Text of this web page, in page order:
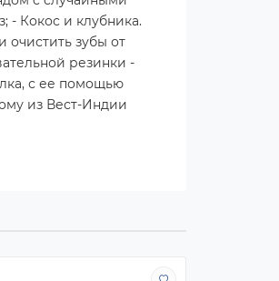
- Кокос и клубника.
зубы от
резинки -
с ее помощью
из Вест-Индии